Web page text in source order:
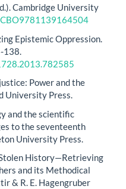
Cambridge University
Epistemic Oppression.
138.
Power and the
University Press.
and the scientific
to the seventeenth
University Press.
Stolen History—Retrieving
and its Methodical
& R. E. Hagengruber